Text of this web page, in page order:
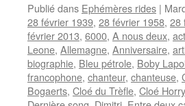
Publié dans Ephémères rides |
28 février 1939, 28 février 1958, 28
février 2013, 6000, A nous deux,
Leone, Allemagne, Anniversaire,
biographie, Bleu pétrole, Boby
francophone, chanteur, chanteuse,
Bogaerts, Cloé du Trèfle, Cloé Horry